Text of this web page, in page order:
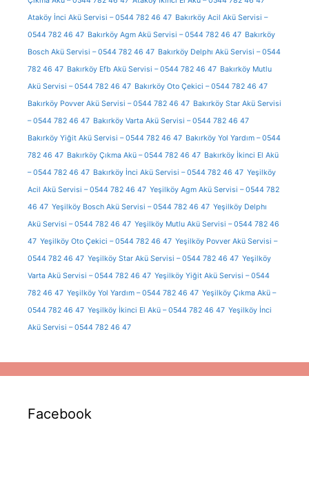
Ataköy İnci Akü Servisi – 0544 782 46 47 Bakırköy Acil Akü Servisi –
0544 782 46 47 Bakırköy Agm Akü Servisi – 0544 782 46 47 Bakırköy
Bosch Akü Servisi – 0544 782 46 47 Bakırköy Delphı Akü Servisi – 0544
782 46 47 Bakırköy Efb Akü Servisi – 0544 782 46 47 Bakırköy Mutlu
Akü Servisi – 0544 782 46 47 Bakırköy Oto Çekici – 0544 782 46 47
Bakırköy Povver Akü Servisi – 0544 782 46 47 Bakırköy Star Akü Servisi
– 0544 782 46 47 Bakırköy Varta Akü Servisi – 0544 782 46 47
Bakırköy Yiğit Akü Servisi – 0544 782 46 47 Bakırköy Yol Yardım – 0544
782 46 47 Bakırköy Çıkma Akü – 0544 782 46 47 Bakırköy İkinci El Akü
– 0544 782 46 47 Bakırköy İnci Akü Servisi – 0544 782 46 47 Yeşilköy
Acil Akü Servisi – 0544 782 46 47 Yeşilköy Agm Akü Servisi – 0544 782
46 47 Yeşilköy Bosch Akü Servisi – 0544 782 46 47 Yeşilköy Delphı
Akü Servisi – 0544 782 46 47 Yeşilköy Mutlu Akü Servisi – 0544 782 46
47 Yeşilköy Oto Çekici – 0544 782 46 47 Yeşilköy Povver Akü Servisi –
0544 782 46 47 Yeşilköy Star Akü Servisi – 0544 782 46 47 Yeşilköy
Varta Akü Servisi – 0544 782 46 47 Yeşilköy Yiğit Akü Servisi – 0544
782 46 47 Yeşilköy Yol Yardım – 0544 782 46 47 Yeşilköy Çıkma Akü –
0544 782 46 47 Yeşilköy İkinci El Akü – 0544 782 46 47 Yeşilköy İnci
Akü Servisi – 0544 782 46 47
Facebook